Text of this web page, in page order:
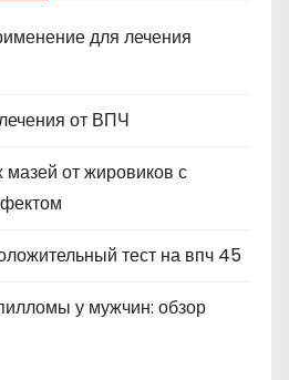
для лечения
от ВПЧ
от жировиков с
тест на впч 45
у мужчин: обзор